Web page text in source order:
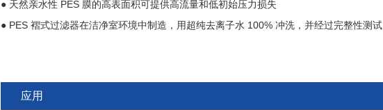
● 天然亲水性 PES 膜的高表面积可提供高流量和低初始压力损失
● PES 褶式过滤器在洁净室环境中制造，用超纯去离子水 100% 冲洗，并经过完整性测试
应用